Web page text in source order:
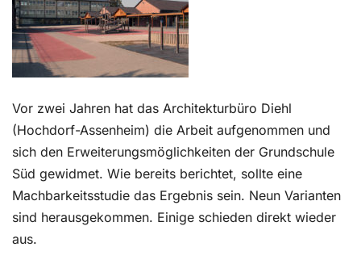
Vor zwei Jahren hat das Architekturbüro Diehl
(Hochdorf-Assenheim) die Arbeit aufgenommen und
sich den Erweiterungsmöglichkeiten der Grundschule
Süd gewidmet. Wie bereits berichtet, sollte eine
Machbarkeitsstudie das Ergebnis sein. Neun Varianten
sind herausgekommen. Einige schieden direkt wieder
aus.